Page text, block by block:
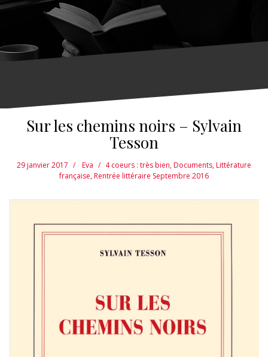
Sur les chemins noirs – Sylvain
Tesson
29 janvier 2017 Eva 4 coeurs : très bien,Documents,Littérature
française,Rentrée littéraire Septembre 2016